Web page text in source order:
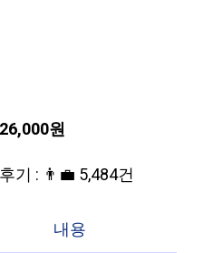
26,000원
기 : 👨‍💼 5,484건
내용